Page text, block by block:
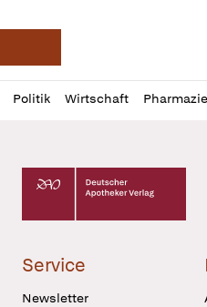
Deutsche
Politik Wirtschaft Pharmazie
Profil
öffnen
Daz
Pur
Deutscher Apotheker
Service
Newsletter